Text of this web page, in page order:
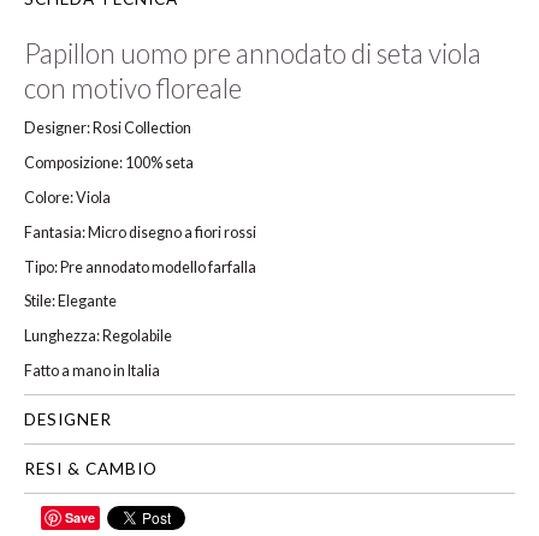
Papillon uomo pre annodato di seta viola
con motivo floreale
Designer: Rosi Collection
Composizione: 100% seta
Colore: Viola
Fantasia: Micro disegno a fiori rossi
Tipo: Pre annodato modello farfalla
Stile: Elegante
Lunghezza: Regolabile
Fatto a mano in Italia
DESIGNER
RESI & CAMBIO
CONDIVIDI
Save